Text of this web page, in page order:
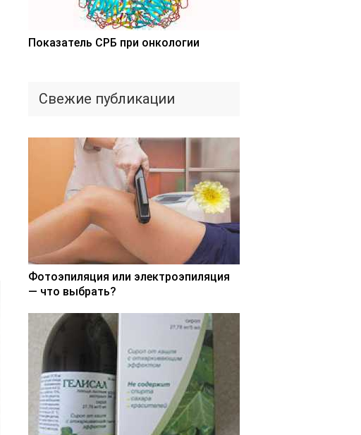
Показатель СРБ при онкологии
Свежие публикации
Фотоэпиляция или электроэпиляция
— что выбрать?